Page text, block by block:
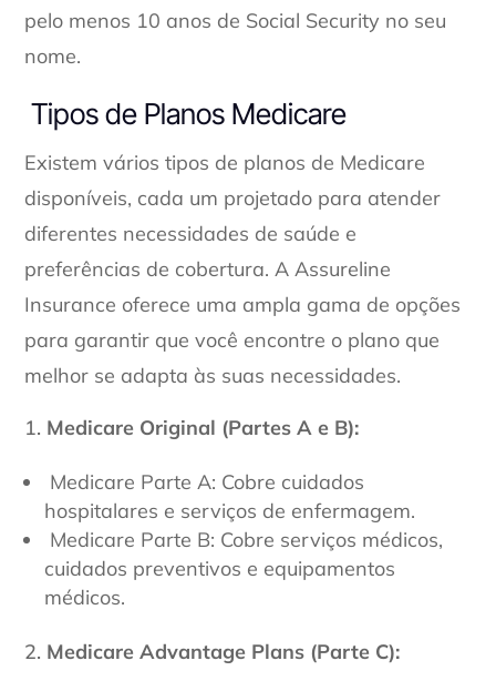
pelo menos 10 anos de Social Security no seu
nome.
Tipos de Planos Medicare
Existem vários tipos de planos de Medicare
disponíveis, cada um projetado para atender
diferentes necessidades de saúde e
preferências de cobertura. A Assureline
Insurance oferece uma ampla gama de opções
para garantir que você encontre o plano que
melhor se adapta às suas necessidades.
Medicare Original (Partes A e B):
Medicare Parte A: Cobre cuidados
hospitalares e serviços de enfermagem.
Medicare Parte B: Cobre serviços médicos,
cuidados preventivos e equipamentos
médicos.
Medicare Advantage Plans (Parte C):